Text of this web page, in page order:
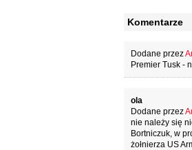
Komentarze
Dodane przez
Premier Tusk -
ola
Dodane przez
nie należy się
Bortniczuk, w
żołnierza US